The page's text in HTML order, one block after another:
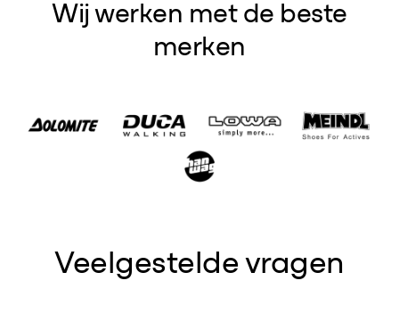
Wij werken met de beste
merken
Veelgestelde vragen